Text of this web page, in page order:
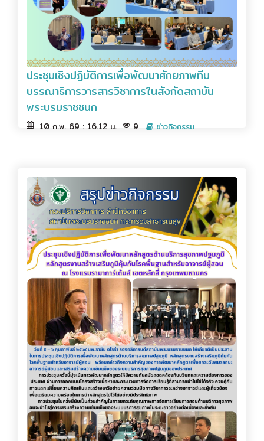
ประชุมเชิงปฏิบัติการเพื่อพัฒนาศักยภาพทีม
บรรณาธิการวารสารวิชาการในสังกัดสถาบัน
พระบรมราชชนก
10 ก.พ. 69 : 16.12 น. 9 ข่าวกิจกรรม